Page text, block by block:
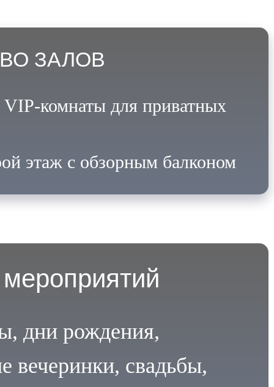
ЗАЛОВ
комнаты для приватных
этаж с обзорным балконом
дни рождения,
вечеринки, свадьбы,